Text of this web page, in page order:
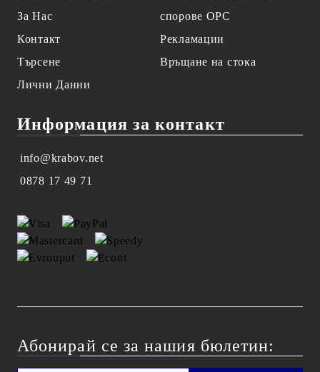
За Нас
Контакт
Търсене
Лични Данни
спорове OPC
Рекламации
Връщане на стока
Информация за контакт
info@krabov.net
0878 17 49 71
Абонирай се за нашия бюлетин: